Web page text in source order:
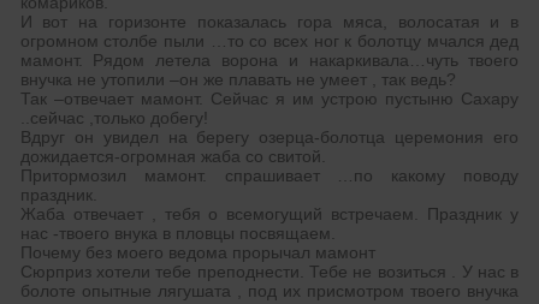
И вот на горизонте показалась гора мяса, волосатая и в
огромном столбе пыли …то со всех ног к болотцу мчался дед
мамонт. Рядом летела ворона и накаркивала…чуть твоего
внучка не утопили –он же плавать не умеет , так ведь?
Так –отвечает мамонт. Сейчас я им устрою пустыню Сахару
..сейчас ,только добегу!
Вдруг он увидел на берегу озерца-болотца церемония его
дожидается-огромная жаба со свитой.
Притормозил мамонт. спрашивает …по какому поводу
праздник.
Жаба отвечает , тебя о всемогущий встречаем. Праздник у
нас -твоего внука в пловцы посвящаем.
Почему без моего ведома прорычал мамонт
Сюрприз хотели тебе преподнести. Тебе не возиться . У нас в
болоте опытные лягушата , под их присмотром твоего внучка